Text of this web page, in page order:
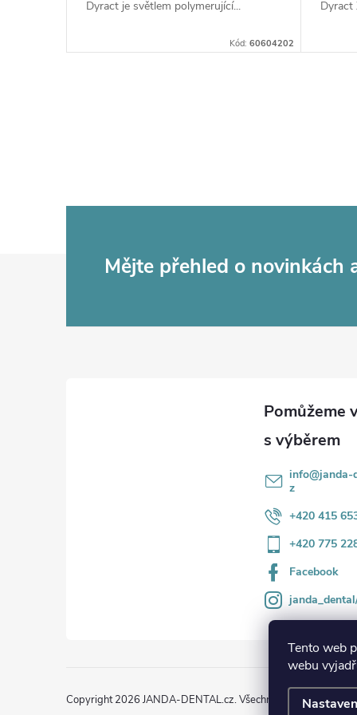
Tento web
webu
k
Dyract je světlem polymerující...
Kód:60604202
Dyract
á
í
u
Mějte přehled o novinkách
info@janda-
z
+420 415
+420 775
Facebook
Copyright 2026 JANDA-DENTAL.cz. Všechna práva